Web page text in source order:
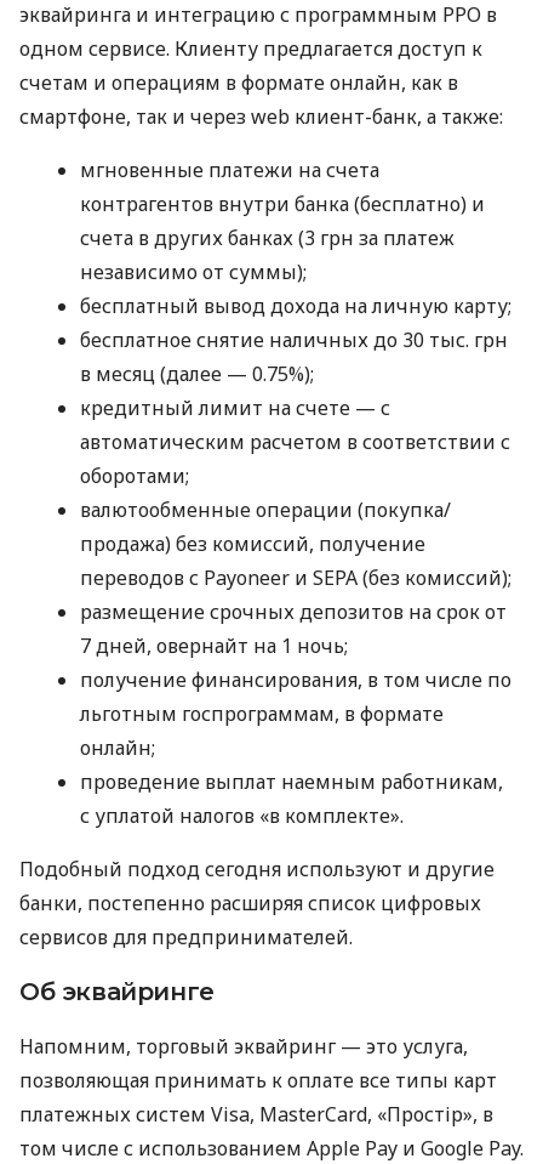
эквайринга и интеграцию с программным РРО в
одном сервисе. Клиенту предлагается доступ к
счетам и операциям в формате онлайн, как в
смартфоне, так и через web клиент-банк, а также:
мгновенные платежи на счета
контрагентов внутри банка (бесплатно) и
счета в других банках (3 грн за платеж
независимо от суммы);
бесплатный вывод дохода на личную карту;
бесплатное снятие наличных до 30 тыс. грн
в месяц (далее — 0.75%);
кредитный лимит на счете — с
автоматическим расчетом в соответствии с
оборотами;
валютообменные операции (покупка/
продажа) без комиссий, получение
переводов с Payoneer и SEPA (без комиссий);
размещение срочных депозитов на срок от
7 дней, овернайт на 1 ночь;
получение финансирования, в том числе по
льготным госпрограммам, в формате
онлайн;
проведение выплат наемным работникам,
с уплатой налогов «в комплекте».
Подобный подход сегодня используют и другие
банки, постепенно расширяя список цифровых
сервисов для предпринимателей.
Об эквайринге
Напомним, торговый эквайринг — это услуга,
позволяющая принимать к оплате все типы карт
платежных систем Visa, MasterCard, «Простір», в
том числе с использованием Apple Pay и Google Pay.